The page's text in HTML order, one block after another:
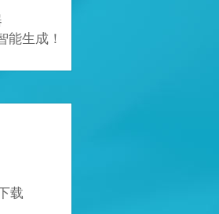
能生成！
载